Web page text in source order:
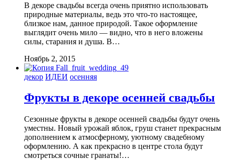
В декоре свадьбы всегда очень приятно использовать
природные материалы, ведь это что-то настоящее,
близкое нам, данное природой. Такое оформление
выглядит очень мило — видно, что в него вложены
силы, старания и душа. В…
Ноябрь 2, 2015
декор ИДЕИ осенняя
Фрукты в декоре осенней свадьбы
Сезонные фрукты в декоре осенней свадьбы будут очень
уместны. Новый урожай яблок, груш станет прекрасным
дополнением к атмосферному, уютному свадебному
оформлению. А как прекрасно в центре стола будут
смотреться сочные гранаты!…